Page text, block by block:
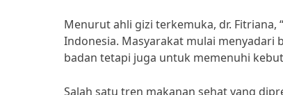
Menurut ahli gizi terkemuka, dr. Fitriana,
Indonesia. Masyarakat mulai
badan tetapi juga untuk memenuhi
Salah satu tren makanan sehat yang